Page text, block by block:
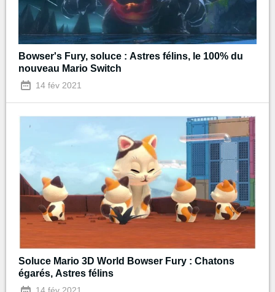
Bowser's Fury, soluce : Astres félins, le 100% du
nouveau Mario Switch
14 fév 2021
Soluce Mario 3D World Bowser Fury : Chatons
égarés, Astres félins